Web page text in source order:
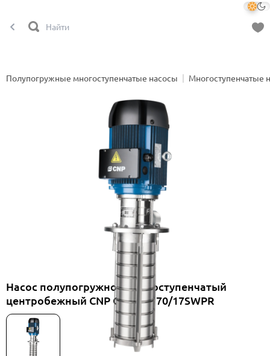
Полупогружные многоступенчатые насосы Многоступенчатые
Насос полупогружной многоступенчатый
центробежный CNP CDLK8-170/17SWPR